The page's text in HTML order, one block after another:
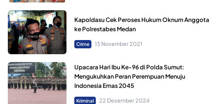
Kapoldasu Cek Peroses Hukum Oknum Anggota
ke Polrestabes Medan
Crime 13 November 2021
Upacara Hari Ibu Ke-96 di Polda Sumut:
Mengukuhkan Peran Perempuan Menuju
Indonesia Emas 2045
Kriminal 22 Desember 2024